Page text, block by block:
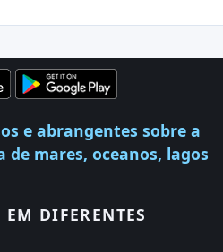
e abrangentes sobre a
mares, oceanos, lagos
EM DIFERENTES